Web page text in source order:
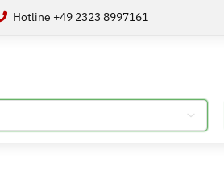
Hotline +49 2323 8997161